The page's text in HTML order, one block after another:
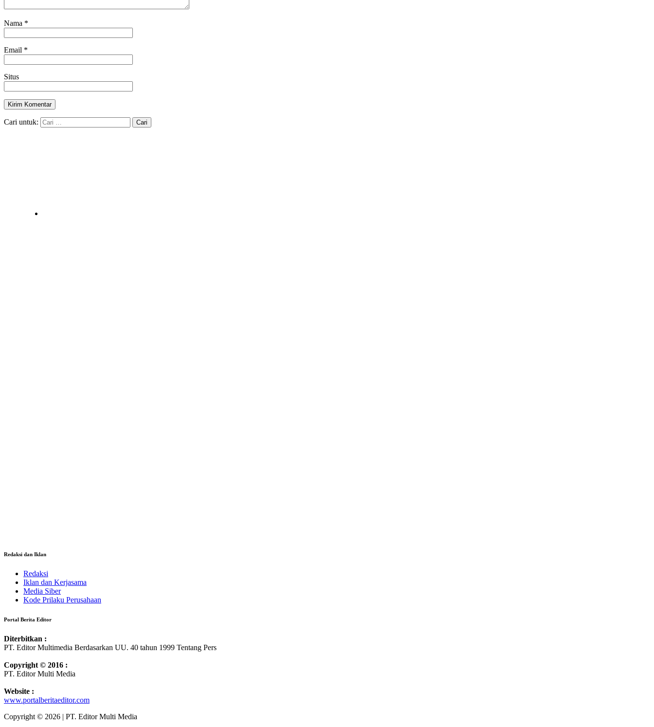
Nama *
Email *
Situs
Cari untuk:
Redaksi dan Iklan
Redaksi
Iklan dan Kerjasama
Media Siber
Kode Prilaku Perusahaan
Portal Berita Editor
Diterbitkan :
PT. Editor Multimedia Berdasarkan UU. 40 tahun 1999 Tentang Pers
Copyright © 2016 :
PT. Editor Multi Media
Website :
www.portalberitaeditor.com
Copyright © 2026 | PT. Editor Multi Media